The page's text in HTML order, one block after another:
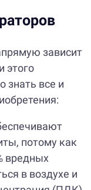
зависит
этого
знать все и
потому как
вредных
в воздухе и